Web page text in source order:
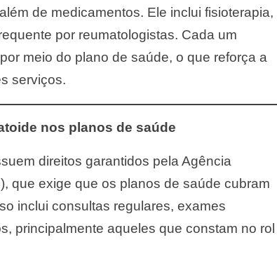
de medicamentos. Ele inclui fisioterapia,
por reumatologistas. Cada um
meio do plano de saúde, o que reforça a
serviços.
nos planos de saúde
direitos garantidos pela Agência
que exige que os planos de saúde cubram
inclui consultas regulares, exames
principalmente aqueles que constam no rol